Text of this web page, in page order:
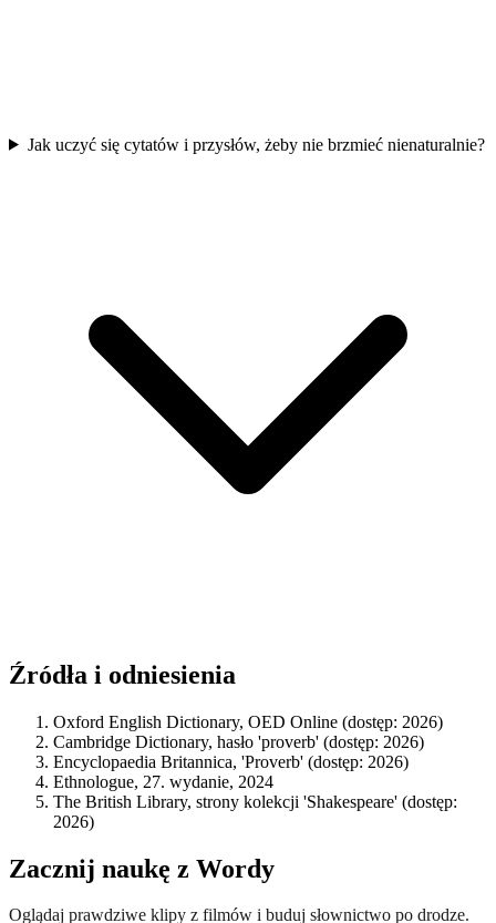
Jak uczyć się cytatów i przysłów, żeby nie brzmieć nienaturalnie?
Źródła i odniesienia
Oxford English Dictionary, OED Online (dostęp: 2026)
Cambridge Dictionary, hasło 'proverb' (dostęp: 2026)
Encyclopaedia Britannica, 'Proverb' (dostęp: 2026)
Ethnologue, 27. wydanie, 2024
The British Library, strony kolekcji 'Shakespeare' (dostęp:
2026)
Zacznij naukę z Wordy
Oglądaj prawdziwe klipy z filmów i buduj słownictwo po drodze.